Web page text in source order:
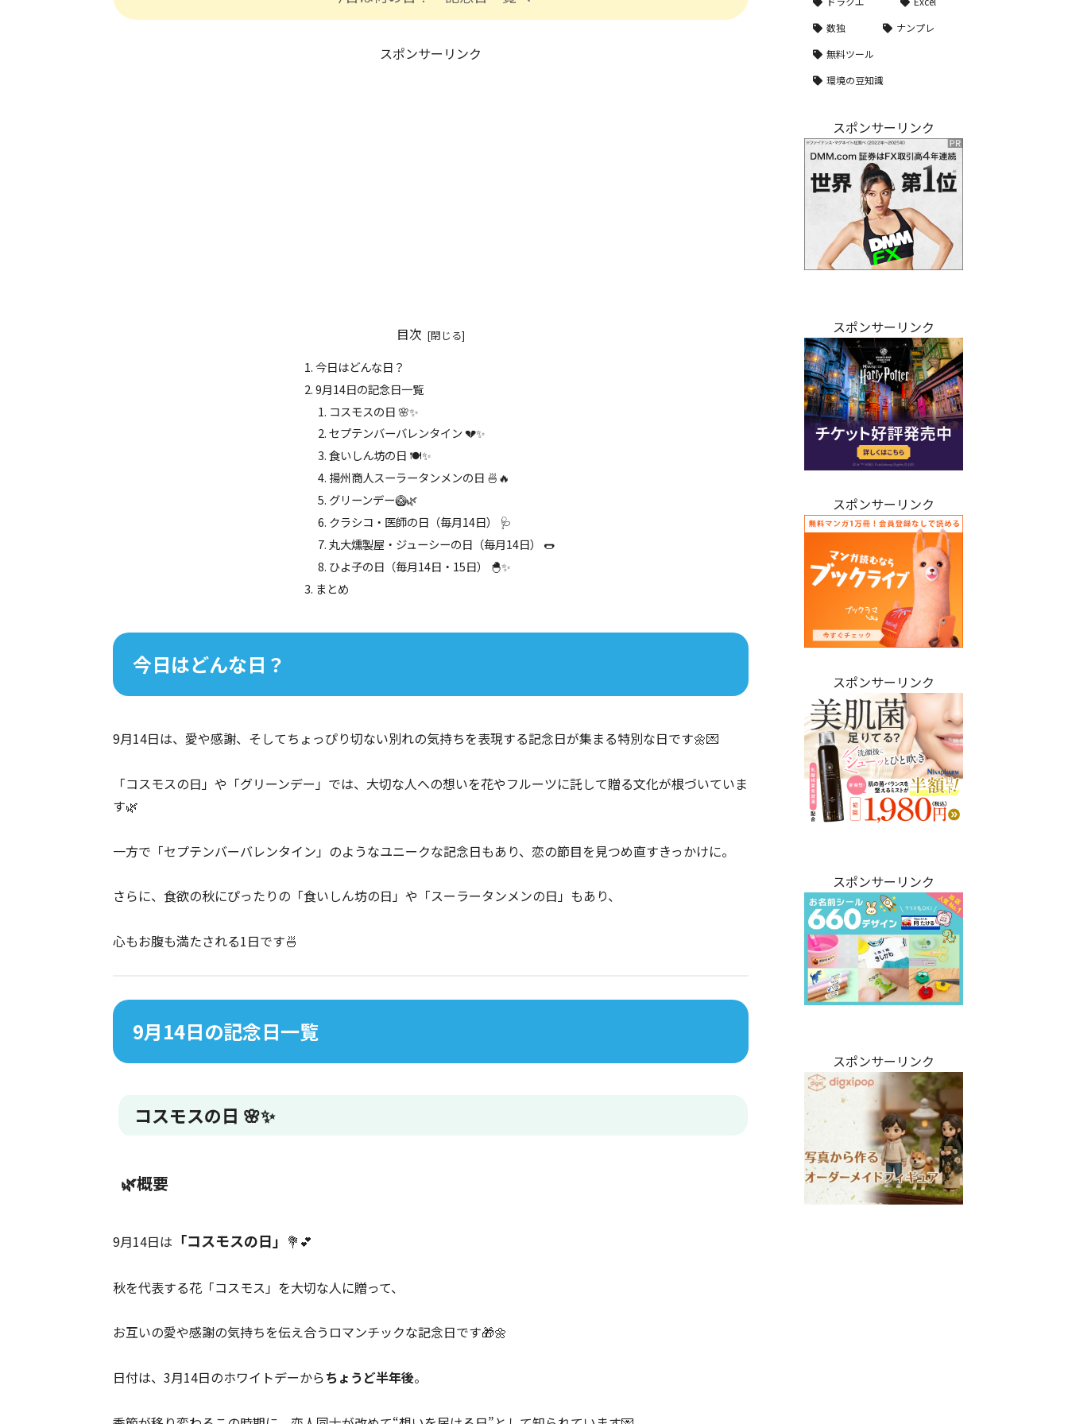
スポンサーリンク
目次
今日はどんな日？
9月14日の記念日一覧
コスモスの日 🌸✨
セプテンバーバレンタイン 💔✨
食いしん坊の日 🍽️✨
揚州商人スーラータンメンの日 🍜🔥
グリーンデー🥝🌿
クラシコ・医師の日（毎月14日） 🩺
丸大燻製屋・ジューシーの日（毎月14日） 🌭
ひよ子の日（毎月14日・15日） 🐣✨
まとめ
今日はどんな日？
9月14日は、愛や感謝、そしてちょっぴり切ない別れの気持ちを表現する記念日が集まる特別な日です🌼💌
「コスモスの日」や「グリーンデー」では、大切な人への想いを花やフルーツに託して贈る文化が根づいていま
す🌿
一方で「セプテンバーバレンタイン」のようなユニークな記念日もあり、恋の節目を見つめ直すきっかけに。
さらに、食欲の秋にぴったりの「食いしん坊の日」や「スーラータンメンの日」もあり、
心もお腹も満たされる1日です🍜
9月14日の記念日一覧
コスモスの日 🌸✨
🌿概要
9月14日は 「コスモスの日」 💐💕
秋を代表する花「コスモス」を大切な人に贈って、
お互いの愛や感謝の気持ちを伝え合うロマンチックな記念日です🎁🌼
日付は、3月14日のホワイトデーからちょうど半年後。
数独
ナンプレ
無料ツール
環境の豆知識
スポンサーリンク
スポンサーリンク
スポンサーリンク
スポンサーリンク
スポンサーリンク
スポンサーリンク